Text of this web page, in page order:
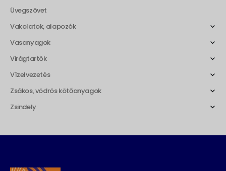
Üvegszövet
Vakolatok, alapozók
Vasanyagok
Virágtartók
Vízelvezetés
Zsákos, vödrös kötőanyagok
Zsindely